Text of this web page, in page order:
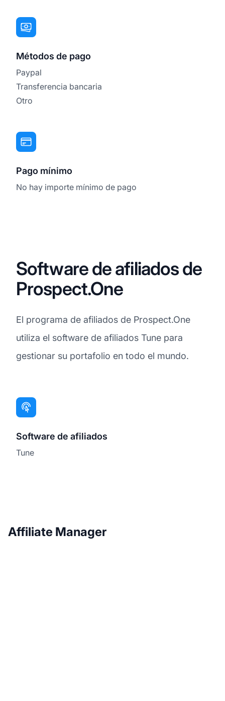
Métodos de pago
Paypal
Transferencia bancaria
Otro
Pago mínimo
No hay importe mínimo de pago
Software de afiliados de
Prospect.One
El programa de afiliados de Prospect.One
utiliza el software de afiliados Tune para
gestionar su portafolio en todo el mundo.
Software de afiliados
Tune
Affiliate Manager